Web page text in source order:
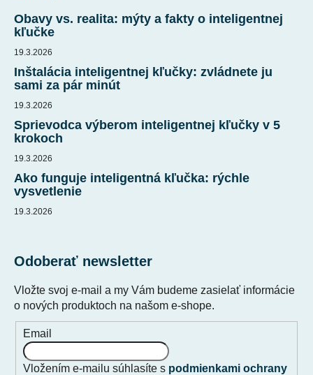
Obavy vs. realita: mýty a fakty o inteligentnej
kľučke
19.3.2026
Inštalácia inteligentnej kľučky: zvládnete ju
sami za pár minút
19.3.2026
Sprievodca výberom inteligentnej kľučky v 5
krokoch
19.3.2026
Ako funguje inteligentná kľučka: rýchle
vysvetlenie
19.3.2026
Odoberať newsletter
Vložte svoj e-mail a my Vám budeme zasielať informácie
o nových produktoch na našom e-shope.
Email
Vložením e-mailu súhlasíte s podmienkami ochrany